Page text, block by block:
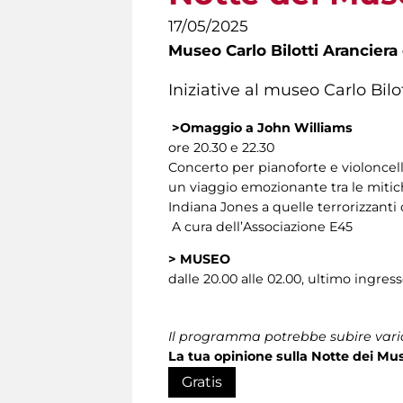
17/05/2025
Museo Carlo Bilotti
Iniziative al museo Carlo
>Omaggio a John Williams
ore 20.30 e 22.30
Concerto per pianoforte e
un viaggio emozionante tra le
Indiana Jones a quelle
A cura dell’Associazione E45
> MUSEO
dalle 20.00 alle 02.00, ultimo
Il programma potrebbe subire
La tua opinione sulla Notte dei
Gratis